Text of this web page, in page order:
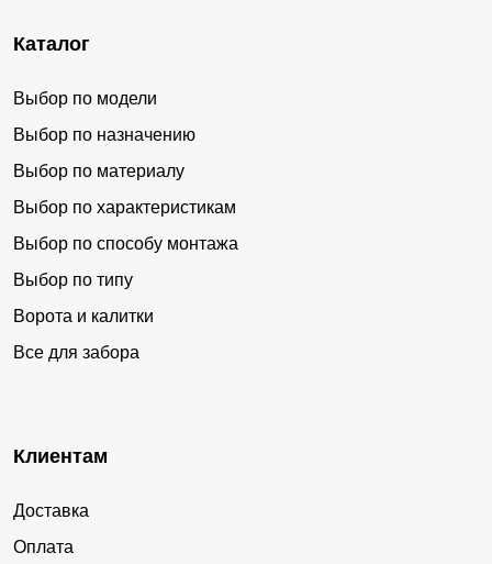
Каталог
Выбор по модели
Выбор по назначению
Выбор по материалу
Выбор по характеристикам
Выбор по способу монтажа
Выбор по типу
Ворота и калитки
Все для забора
Клиентам
Доставка
Оплата